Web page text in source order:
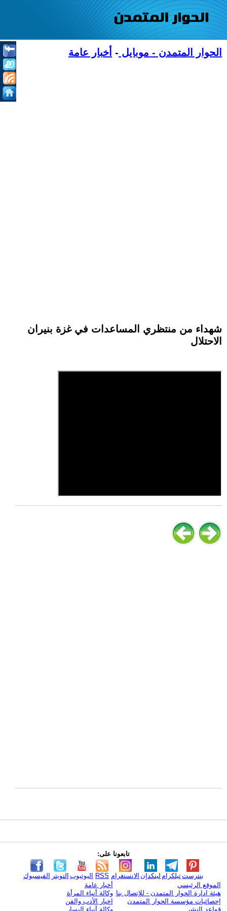
الحوار المتمدن - موبايل - أخبار عامة
شهداء من منتظري المساعدات في غزة بنيران
الاحتلال
تابعونا على:
الفيسبوك التويتر اليوتيوب RSS الانستغرام لينكدإن تيلكرامبنترست
الموقع الرئيسي
هيئة ادارة الحوار المتمدن - للإتصال بنا
إحصائيات مؤسسة الحوار المتمدن
قواعد النشر
أخبار عامة
وكالة أنباء المرأة
اخبار الأدب والفن
وكالة أنباء اليسار